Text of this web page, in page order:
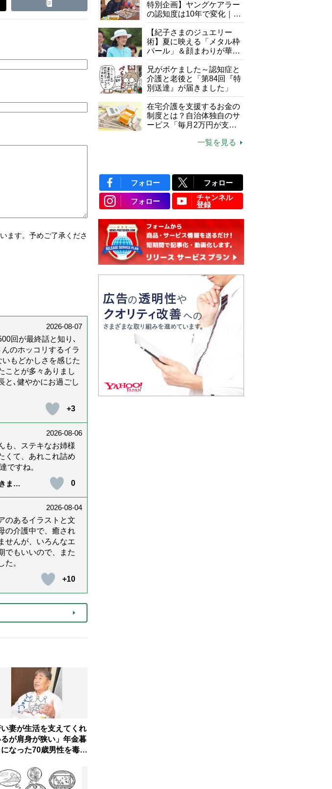
ます。予めご了承くださ
2026-08-07
回が最終話と知り､
のホッコリするイラ
もどかしさを感じた
ことが多々ありまし
と､健やかにお過ごし
+3
2026-08-06
も、ステキなお姉様
くて、あれこれ詰め
ですね。
まし
0
2026-08-04
のあるイラストと文
の介護中で、癒され
せんが、いろんなエ
でもいいので、また
。
+10
い妻が生活を支えてくれ
が肩身が狭い」年金暮
になった70歳男性を毒蝮
毒入り相談室」第75回
特別企画】ヤングケアラー
の認知度は10年で変化｜流
行語大賞にノミネート、法
律にも明記されたが果たし
て現在は？
【紀子さまのジュエリー
術】夏に映える「メタル枠
パール」＆顔まわりが華や
ぐ「揺れる一粒」の使い分
け方
兄がボケました～認知症と
介護と老後と「第84回『特
別送達』が届きました」
在宅介護を支援するお金の
制度とは？自治体独自のサ
ービス「毎月2万円が支給
一覧を見る
フォロー フォロー
フォロー
チャンネル
登録